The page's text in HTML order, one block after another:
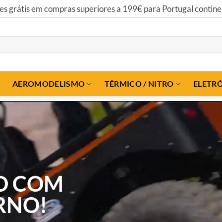
Todas as suas transações são 100% seguras!
AEROMODELISMO TÉRMICO / NITRO
COM